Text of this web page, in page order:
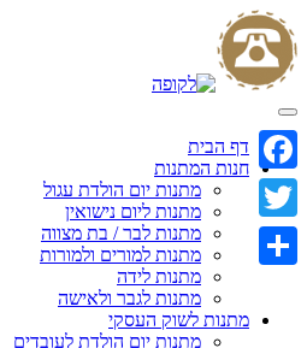
Skip
to
content
דף הבית
חנות המתנות
מתנות יום הולדת עגול
מתנות ליום נישואין
מתנות לבר / בת מצווה
מתנות למורים ולמורות
מתנות לידה
מתנות לגבר ולאישה
מתנות לשוק העסקי
מתנות יום הולדת לעובדים
Facebook
Twitter